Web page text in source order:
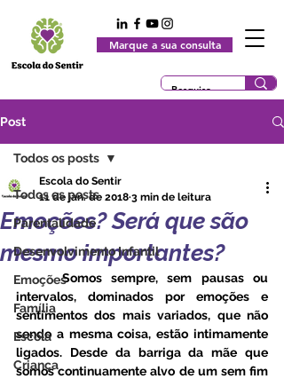
Marque a sua consulta
Post
Todos os posts
Parentalidade
Desenvolvimento Infantil
Emoções
Família
Escola
Criança
Todos os posts
Emoções? Será que são
mesmo importantes?
Escola do Sentir
11 de jan. de 2018 3 min de leitura
     Somos sempre, sem pausas ou
intervalos, dominados por emoções e
sentimentos dos mais variados, que não
sendo a mesma coisa, estão intimamente
ligados. Desde da barriga da mãe que
somos continuamente alvo de um sem fim